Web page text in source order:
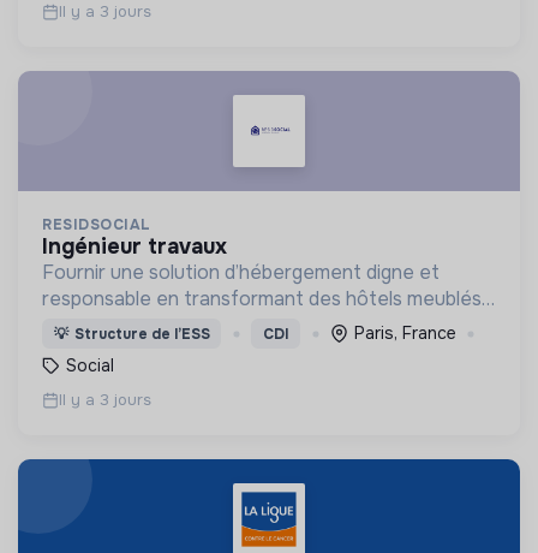
Il y a 3 jours
RESIDSOCIAL
ingénieur travaux
Fournir une solution d’hébergement digne et
responsable en transformant des hôtels meublés
pour les adapter à l'accueil de familles en situation
de précarité.
💡 Structure de l’ESS CDI
Paris, France
Social
Il y a 3 jours